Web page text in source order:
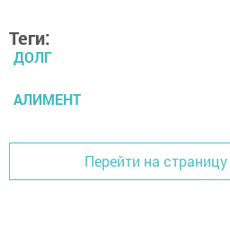
Теги:
ДОЛГ
АЛИМЕНТ
Перейти на